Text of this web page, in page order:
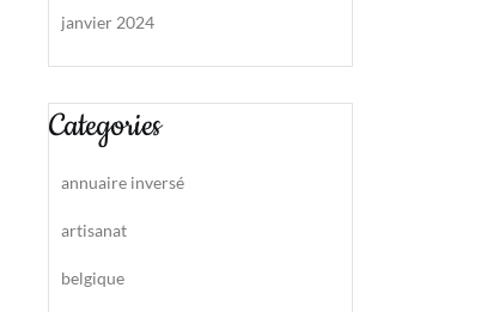
janvier 2024
Categories
annuaire inversé
artisanat
belgique